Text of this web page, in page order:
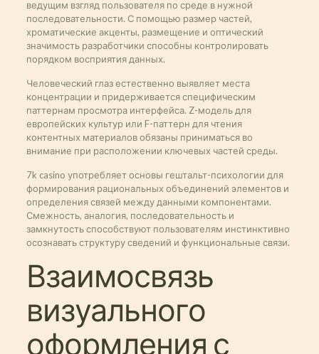
ведущим взгляд пользователя по среде в нужной
последовательности. С помощью размер частей,
хроматические акценты, размещение и оптический
значимость разработчики способны контролировать
порядком восприятия данных.
Человеческий глаз естественно выявляет места
концентрации и придерживается специфическим
паттернам просмотра интерфейса. Z-модель для
европейских культур или F-паттерн для чтения
контентных материалов обязаны приниматься во
внимание при расположении ключевых частей среды.
7k casino употребляет основы гештальт-психологии для
формирования рациональных объединений элементов и
определения связей между данными компонентами.
Смежность, аналогия, последовательность и
замкнутость способствуют пользователям инстинктивно
осознавать структуру сведений и функциональные связи.
Взаимосвязь
визуального
оформления с